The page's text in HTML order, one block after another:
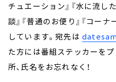
チュエーション』『水に流し
談』『普通のお便り』『コー
しています。宛先は
た方には番組ステッカーを
所、氏名をお忘れなく！